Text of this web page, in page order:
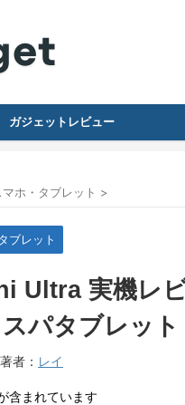
ガジェットレビュー
マホ・タブレット >
ブレット
Ultra 実機レ
パタブレット
者： レイ
含まれています